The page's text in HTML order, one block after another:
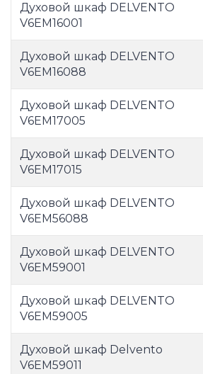
Духовой шкаф DELVENTO
V6EM16001
Духовой шкаф DELVENTO
V6EM16088
Духовой шкаф DELVENTO
V6EM17005
Духовой шкаф DELVENTO
V6EM17015
Духовой шкаф DELVENTO
V6EM56088
Духовой шкаф DELVENTO
V6EM59001
Духовой шкаф DELVENTO
V6EM59005
Духовой шкаф Delvento
V6EM59011